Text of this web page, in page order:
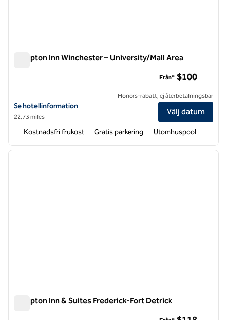
Hampton Inn Winchester – University/Mall Area
Visa hotelldetaljer för Hampton Inn Winchester-University/Mall Area
Se hotellinformation
22,73 miles
Från* $100
Honors-rabatt, ej återbetalningsbar
Välj datum
Kostnadsfri frukost Gratis parkering Utomhuspool
1 av 12
nästa
Hampton Inn & Suites Frederick-Fort Detrick